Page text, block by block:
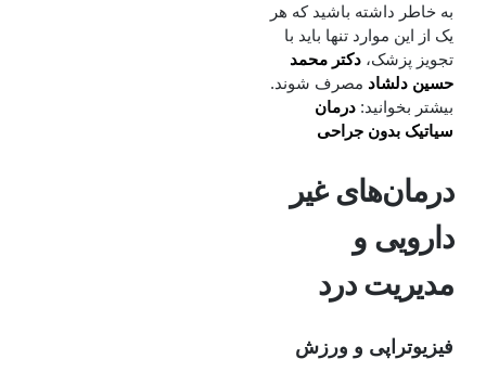
به خاطر داشته باشید که هر
یک از این موارد تنها باید با
تجویز پزشک، دکتر محمد
حسین دلشاد مصرف شوند.
بیشتر بخوانید: درمان
سیاتیک بدون جراحی
درمان‌های غیر
دارویی و
مدیریت درد
فیزیوتراپی و ورزش